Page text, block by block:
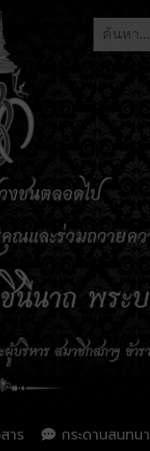
าร กระดานสนทนา